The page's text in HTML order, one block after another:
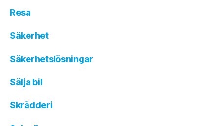
Resa
Säkerhet
Säkerhetslösningar
Sälja bil
Skrädderi